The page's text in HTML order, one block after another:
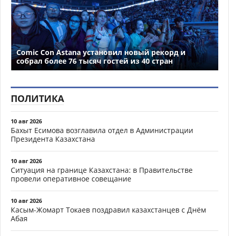
Comic Con Astana установил новый рекорд и
собрал более 76 тысяч гостей из 40 стран
ПОЛИТИКА
10 авг 2026
Бахыт Есимова возглавила отдел в Администрации
Президента Казахстана
10 авг 2026
Ситуация на границе Казахстана: в Правительстве
провели оперативное совещание
10 авг 2026
Касым-Жомарт Токаев поздравил казахстанцев с Днём
Абая